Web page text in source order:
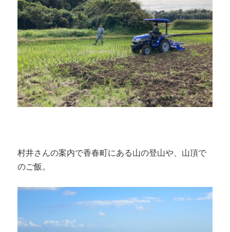
村井さんの案内で香春町にある山の登山や、山頂で
のご飯。